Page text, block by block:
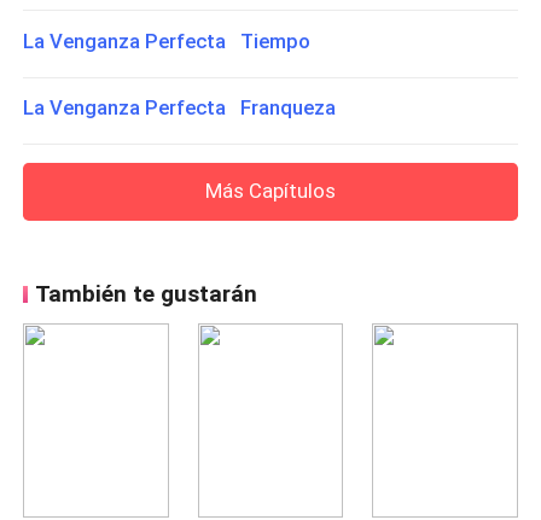
La Venganza Perfecta Tiempo
La Venganza Perfecta Franqueza
Más Capítulos
También te gustarán